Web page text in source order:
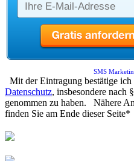
SMS
Mit der Eintragung bestätige
Datenschutz, insbesondere nach
genommen zu haben. Nähere
finden Sie am Ende dieser Seite*